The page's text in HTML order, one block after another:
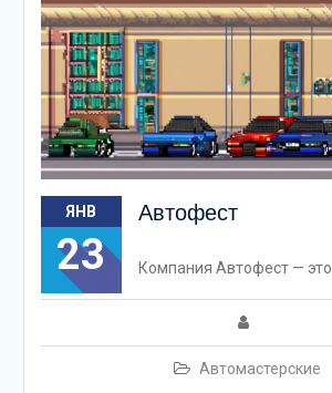
ЯНВ
23
Автофест
Автомастерские
Компания Автофест — это